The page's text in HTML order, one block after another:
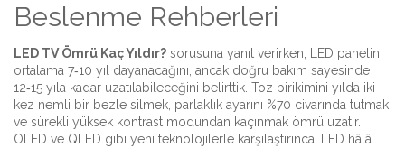
Beslenme Rehberleri
LED TV Ömrü Kaç Yıldır? sorusuna yanıt verirken, LED panelin
ortalama 7‑10 yıl dayanacağını, ancak doğru bakım sayesinde
12‑15 yıla kadar uzatılabileceğini belirttik. Toz birikimini yılda iki
kez nemli bir bezle silmek, parlaklık ayarını %70 civarında tutmak
ve sürekli yüksek kontrast modundan kaçınmak ömrü uzatır.
OLED ve QLED gibi yeni teknolojilerle karşılaştırınca, LED hâlâ